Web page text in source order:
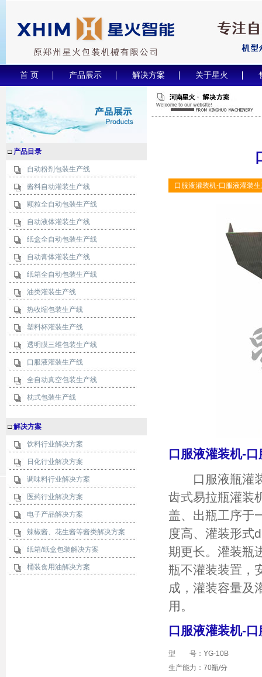
首 页 产品展示 解决方案 关于星火
□ 产品目录
自动粉剂包装生产线
酱料自动灌装生产线
颗粒全自动包装生产线
自动液体灌装生产线
纸盒全自动包装生产线
自动膏体灌装生产线
纸箱全自动包装生产线
油类灌装生产线
热收缩包装生产线
塑料杯灌装生产线
透明膜三维包装生产线
口服液灌装生产线
全自动真空包装生产线
枕式包装生产线
□解决方案
饮料行业解决方案
日化行业解决方案
调味料行业解决方案
医药行业解决方案
电子产品解决方案
辣椒酱、花生酱等酱类解决方案
纸箱/纸盒包装解决方案
桶装食用油解决方案
口服液灌装机-口服液灌装
口服液灌装机-
口服液瓶灌装
齿式易拉瓶灌装
盖、出瓶工序于
度高、灌装形式
期更长。灌装瓶
瓶不灌装装置，
成，灌装容量及
用。
口服液灌装机-
型 号：YG-10B
生产能力：70瓶/分